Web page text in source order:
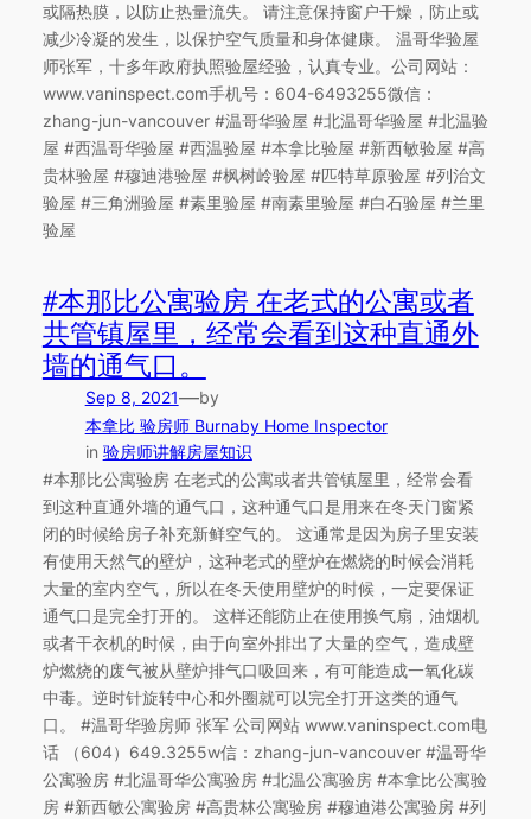
或隔热膜，以防止热量流失。 请注意保持窗户干燥，防止或
减少冷凝的发生，以保护空气质量和身体健康。 温哥华验屋
师张军，十多年政府执照验屋经验，认真专业。公司网站：
www.vaninspect.com手机号：604-6493255微信：
zhang-jun-vancouver #温哥华验屋 #北温哥华验屋 #北温验
屋 #西温哥华验屋 #西温验屋 #本拿比验屋 #新西敏验屋 #高
贵林验屋 #穆迪港验屋 #枫树岭验屋 #匹特草原验屋 #列治文
验屋 #三角洲验屋 #素里验屋 #南素里验屋 #白石验屋 #兰里
验屋
#本那比公寓验房 在老式的公寓或者
共管镇屋里，经常会看到这种直通外
墙的通气口。
Sep 8, 2021—by
本拿比 验房师 Burnaby Home Inspector
in 验房师讲解房屋知识
#本那比公寓验房 在老式的公寓或者共管镇屋里，经常会看
到这种直通外墙的通气口，这种通气口是用来在冬天门窗紧
闭的时候给房子补充新鲜空气的。 这通常是因为房子里安装
有使用天然气的壁炉，这种老式的壁炉在燃烧的时候会消耗
大量的室内空气，所以在冬天使用壁炉的时候，一定要保证
通气口是完全打开的。 这样还能防止在使用换气扇，油烟机
或者干衣机的时候，由于向室外排出了大量的空气，造成壁
炉燃烧的废气被从壁炉排气口吸回来，有可能造成一氧化碳
中毒。逆时针旋转中心和外圈就可以完全打开这类的通气
口。 #温哥华验房师 张军 公司网站 www.vaninspect.com电
话 （604）649.3255w信：zhang-jun-vancouver #温哥华
公寓验房 #北温哥华公寓验房 #北温公寓验房 #本拿比公寓验
房 #新西敏公寓验房 #高贵林公寓验房 #穆迪港公寓验房 #列